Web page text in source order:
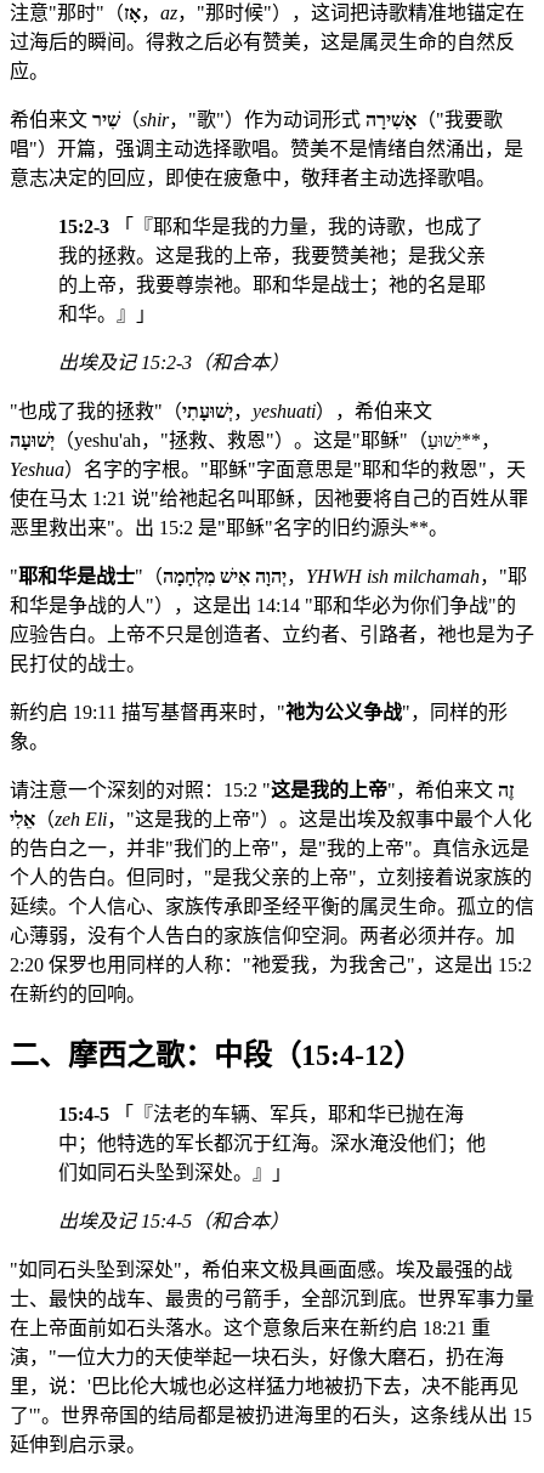
注意"那时"（אָז， az，"那时候"），这词把诗歌精准地锚定在
过海后的瞬间。得救之后必有赞美，这是属灵生命的自然反
应。
希伯来文 שִׁיר（shir，"歌"）作为动词形式 אָשִׁירָה （"我要歌
唱"）开篇，强调主动选择歌唱。赞美不是情绪自然涌出，是
意志决定的回应，即使在疲惫中，敬拜者主动选择歌唱。
15:2-3 「『耶和华是我的力量，我的诗歌，也成了
我的拯救。这是我的上帝，我要赞美祂；是我父亲
的上帝，我要尊崇祂。耶和华是战士；祂的名是耶
和华。』」
出埃及记 15:2-3（和合本）
"也成了我的拯救"（יְשׁוּעָתִי， yeshuati），希伯来文
יְשׁוּעָה
（yeshu'ah，"拯救、救恩"）。这是"耶稣"（יֵשׁוּעַ**，
Yeshua）名字的字根。"耶稣"字面意思是"耶和华的救恩"，天
使在马太 1:21 说"给祂起名叫耶稣，因祂要将自己的百姓从罪
恶里救出来"。出 15:2 是"耶稣"名字的旧约源头**。
"耶和华是战士"（יְהוָה אִישׁ מִלְחָמָה， YHWH ish milchamah，"耶
和华是争战的人"），这是出 14:14 "耶和华必为你们争战"的
应验告白。上帝不只是创造者、立约者、引路者，祂也是为子
民打仗的战士。
新约启 19:11 描写基督再来时，"祂为公义争战"，同样的形
象。
请注意一个深刻的对照：15:2 "这是我的上帝"，希伯来文 זֶה
אֵלִי （zeh Eli，"这是我的上帝"）。这是出埃及叙事中最个人化
的告白之一，并非"我们的上帝"，是"我的上帝"。真信永远是
个人的告白。但同时，"是我父亲的上帝"，立刻接着说家族的
延续。个人信心、家族传承即圣经平衡的属灵生命。孤立的信
心薄弱，没有个人告白的家族信仰空洞。两者必须并存。加
2:20 保罗也用同样的人称："祂爱我，为我舍己"，这是出 15:2
在新约的回响。
二、摩西之歌：中段（15:4-12）
15:4-5 「『法老的车辆、军兵，耶和华已抛在海
中；他特选的军长都沉于红海。深水淹没他们；他
们如同石头坠到深处。』」
出埃及记 15:4-5（和合本）
"如同石头坠到深处"，希伯来文极具画面感。埃及最强的战
士、最快的战车、最贵的弓箭手，全部沉到底。世界军事力量
在上帝面前如石头落水。这个意象后来在新约启 18:21 重
演，"一位大力的天使举起一块石头，好像大磨石，扔在海
里，说：'巴比伦大城也必这样猛力地被扔下去，决不能再见
了'"。世界帝国的结局都是被扔进海里的石头，这条线从出 15
延伸到启示录。